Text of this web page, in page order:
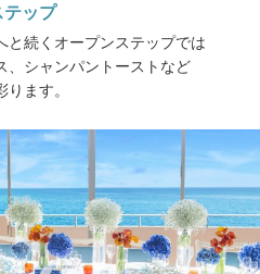
ップ
と続くオープンステップでは
、シャンパントーストなど
ます。